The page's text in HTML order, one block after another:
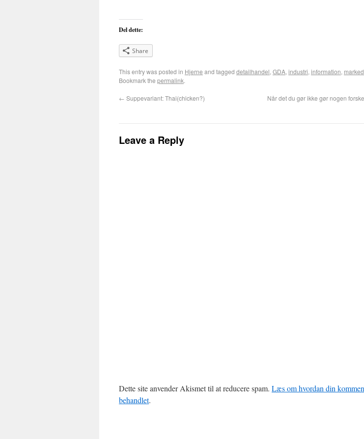
Del dette:
Share
This entry was posted in Hjerne and tagged detailhandel, GDA, industri, information,
Bookmark the permalink.
← Suppevariant: Thai(chicken?)
Når det du gør ikke gør nogen
Leave a Reply
Dette site anvender Akismet til at reducere spam. Læs om hvordan din
behandlet.